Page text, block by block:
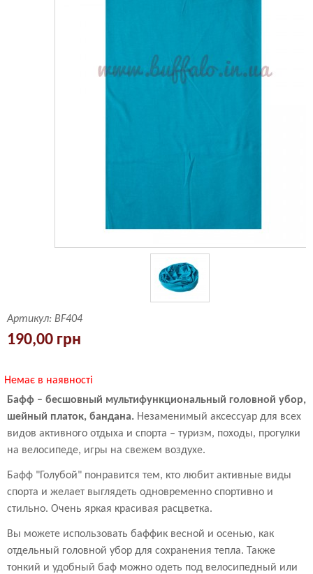
Артикул: BF404
190,00 грн
Немає в наявності
Бафф – бесшовный мультифункциональный головной убор,
шейный платок, бандана. Незаменимый аксессуар для всех
видов активного отдыха и спорта – туризм, походы, прогулки
на велосипеде, игры на свежем воздухе.
Бафф "Голубой" понравится тем, кто любит активные виды
спорта и желает выглядеть одновременно спортивно и
стильно. Очень яркая красивая расцветка.
Вы можете использовать баффик весной и осенью, как
отдельный головной убор для сохранения тепла. Также
тонкий и удобный баф можно одеть под велосипедный или